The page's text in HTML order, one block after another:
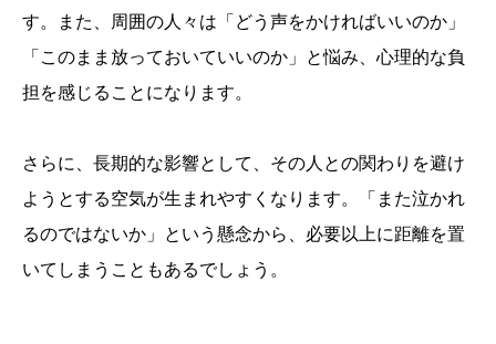
す。また、周囲の人々は「どう声をかければいいのか」
「このまま放っておいていいのか」と悩み、心理的な負
担を感じることになります。
さらに、長期的な影響として、その人との関わりを避け
ようとする空気が生まれやすくなります。「また泣かれ
るのではないか」という懸念から、必要以上に距離を置
いてしまうこともあるでしょう。